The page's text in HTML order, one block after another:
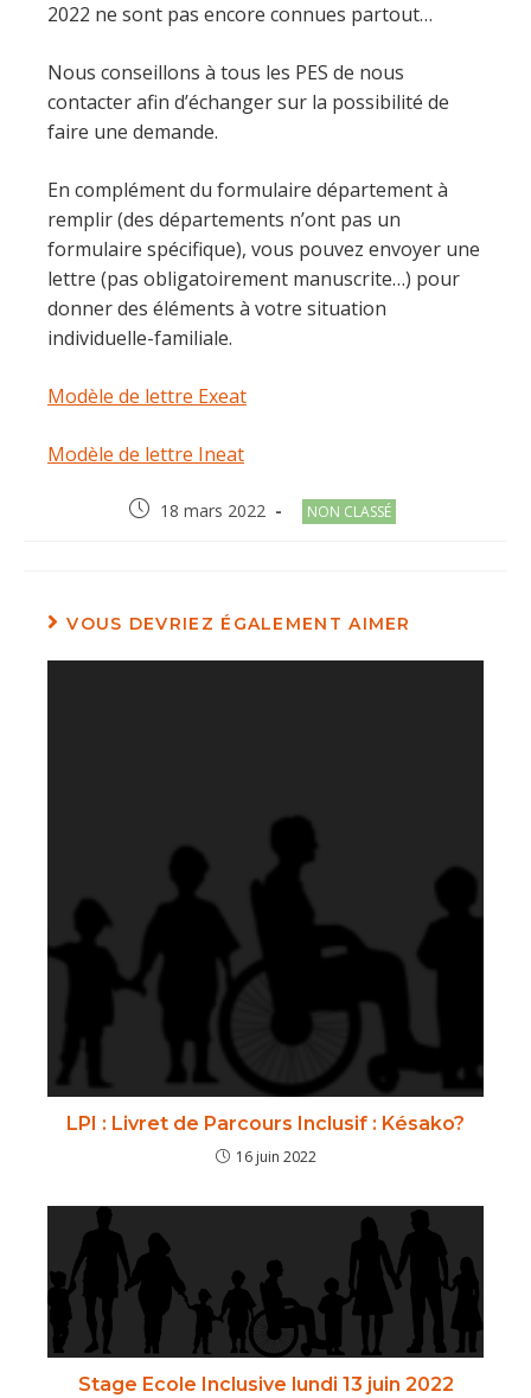
2022 ne sont pas encore connues partout…
Nous conseillons à tous les PES de nous
contacter afin d’échanger sur la possibilité de
faire une demande.
En complément du formulaire département à
remplir (des départements n’ont pas un
formulaire spécifique), vous pouvez envoyer une
lettre (pas obligatoirement manuscrite…) pour
donner des éléments à votre situation
individuelle-familiale.
Modèle de lettre Exeat
Modèle de lettre Ineat
Post18 mars 2022
Post
NON CLASSÉ
VOUS DEVRIEZ ÉGALEMENT AIMER
LPI : Livret de Parcours Inclusif : Késako?
16 juin 2022
Stage Ecole Inclusive lundi 13 juin 2022